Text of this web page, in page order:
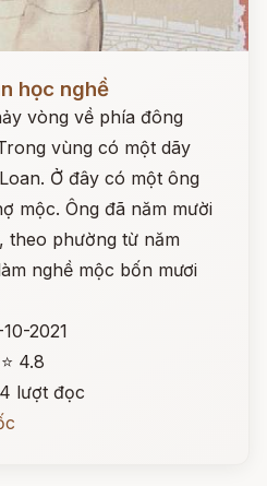
học nghề
vòng về phía đông
vùng có một dãy
Ở đây có một ông
mộc. Ông đã năm mười
theo phường từ năm
nghề mộc bốn mươi
2021
⭐ 4.8
lượt đọc